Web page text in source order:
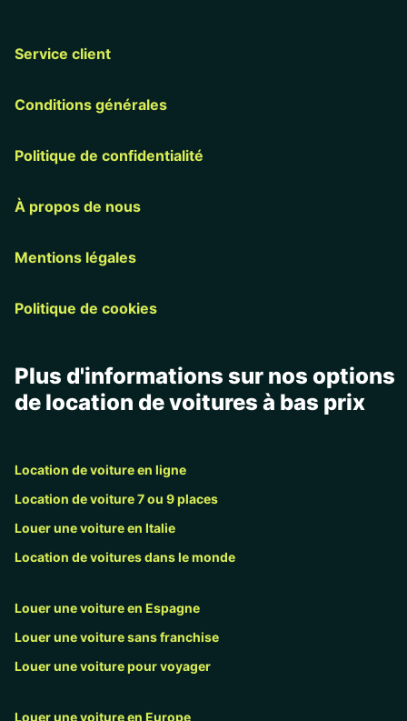
Service client
Conditions générales
Politique de confidentialité
À propos de nous
Mentions légales
Politique de cookies
Plus d'informations sur nos options
de location de voitures à bas prix
Location de voiture en ligne
Location de voiture 7 ou 9 places
Louer une voiture en Italie
Location de voitures dans le monde
Louer une voiture en Espagne
Louer une voiture sans franchise
Louer une voiture pour voyager
Louer une voiture en Europe